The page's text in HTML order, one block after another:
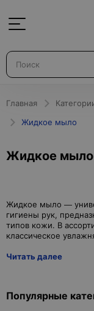
Главная
Жидкое мыло
Жидкое мыло
Жидкое мыло —
гигиены рук,
типов кожи. В
Читать далее
Популярные